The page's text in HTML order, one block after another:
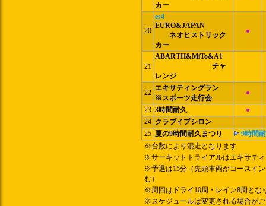
カー
20
es4
EURO&JAPAN
ネオヒストリック
カー
●
21
ABARTH&MiTo&A1
チャ
レンジ
22
エキサティングラン
※スポーツ走行会
●
23 3時間耐久
●
24 クラブイプシロン
25 夏の9時間耐久まつり
9時間
※台数により混走となります
※サーキットトライアルはエキサテ
※予選は15分（先頭車両がコースイ
む）
※周回はドライ10周・レイン8周とな
※スケジュールは変更される場合が